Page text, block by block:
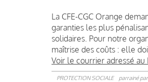
La CFE-CGC Orange
garanties les plus
solidaires. Pour notre
maîtrise des coûts : elle
Voir le courrier adressé au
PROTECTION SOCIALE parrainé par